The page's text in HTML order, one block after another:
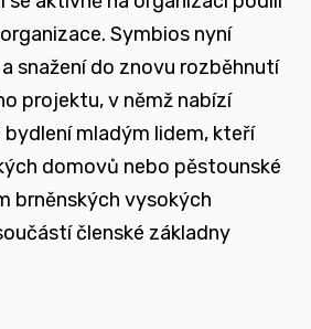
sílu hlasu těch, kteří
své biologické rodiny
a vést kontruktivní debaty
systému péče o
a osvětu nejen u
Symbios nyní
snažení do znovu rozběhnutí
projektu, v němž nabízí
mladým lidem, kteří
domovů nebo pěstounské
brněnských vysokých
členské základny